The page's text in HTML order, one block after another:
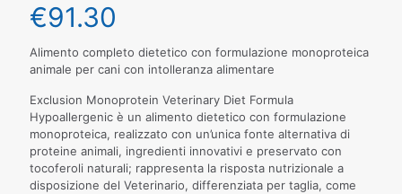
€91.30
Alimento completo dietetico con formulazione monoproteica
animale per cani con intolleranza alimentare
Exclusion Monoprotein Veterinary Diet Formula
Hypoallergenic è un alimento dietetico con formulazione
monoproteica, realizzato con un’unica fonte alternativa di
proteine animali, ingredienti innovativi e preservato con
tocoferoli naturali; rappresenta la risposta nutrizionale a
disposizione del Veterinario, differenziata per taglia, come